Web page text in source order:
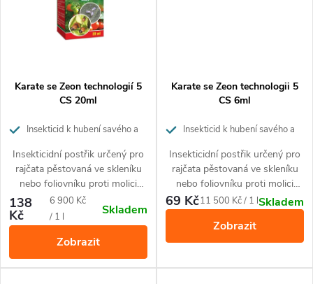
Karate se Zeon technologií 5
CS 20ml
Insekticid k hubení savého a
Insekticidní postřik určený pro
rajčata pěstovaná ve skleníku
nebo foliovníku proti molici
skleníkové a mandelince
bramborové.
138
Kč
Měrná
cena:
6 900 Kč
/ 1 l
Skladem
Zobrazit
Karate se Zeon technologii 5
CS 6ml
Insekticid k hubení savého a
Insekticidní postřik určený pro
rajčata pěstovaná ve skleníku
nebo foliovníku proti molici
skleníkové a mandelince
bramborové.
69 KčMěrná
11 500 Kč / 1 lSkladem
Zobrazit